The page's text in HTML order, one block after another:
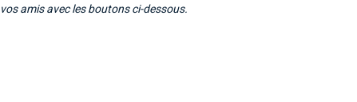
amis avec les boutons ci-dessous.